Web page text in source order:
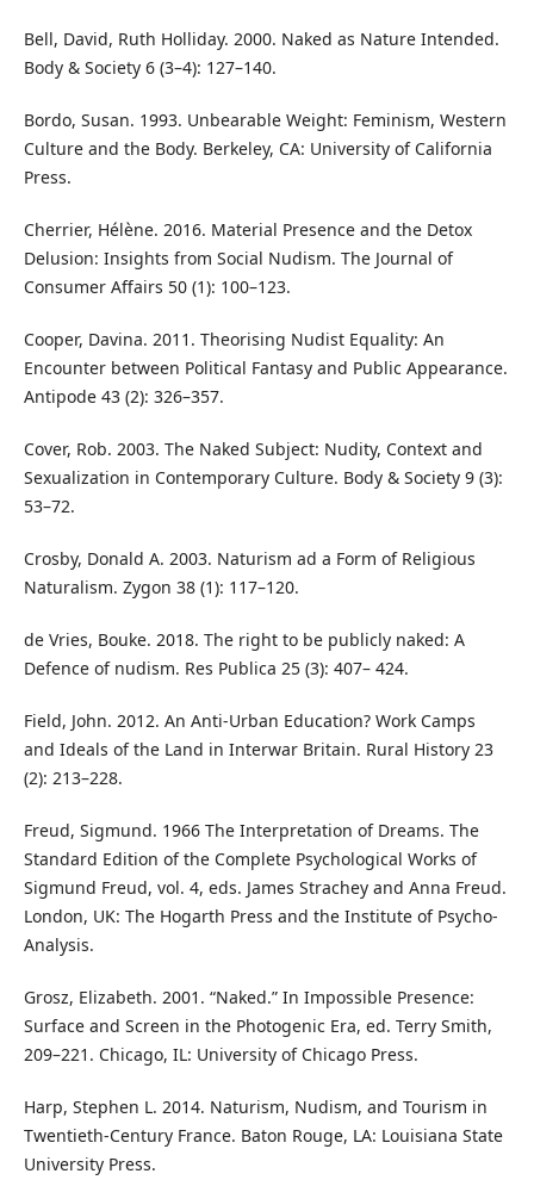
Bell, David, Ruth Holliday. 2000. Naked as Nature Intended.
Body & Society 6 (3–4): 127–140.
Bordo, Susan. 1993. Unbearable Weight: Feminism, Western
Culture and the Body. Berkeley, CA: University of California
Press.
Cherrier, Hélène. 2016. Material Presence and the Detox
Delusion: Insights from Social Nudism. The Journal of
Consumer Affairs 50 (1): 100–123.
Cooper, Davina. 2011. Theorising Nudist Equality: An
Encounter between Political Fantasy and Public Appearance.
Antipode 43 (2): 326–357.
Cover, Rob. 2003. The Naked Subject: Nudity, Context and
Sexualization in Contemporary Culture. Body & Society 9 (3):
53–72.
Crosby, Donald A. 2003. Naturism ad a Form of Religious
Naturalism. Zygon 38 (1): 117–120.
de Vries, Bouke. 2018. The right to be publicly naked: A
Defence of nudism. Res Publica 25 (3): 407– 424.
Field, John. 2012. An Anti-Urban Education? Work Camps
and Ideals of the Land in Interwar Britain. Rural History 23
(2): 213–228.
Freud, Sigmund. 1966 The Interpretation of Dreams. The
Standard Edition of the Complete Psychological Works of
Sigmund Freud, vol. 4, eds. James Strachey and Anna Freud.
London, UK: The Hogarth Press and the Institute of Psycho-
Analysis.
Grosz, Elizabeth. 2001. “Naked.” In Impossible Presence:
Surface and Screen in the Photogenic Era, ed. Terry Smith,
209–221. Chicago, IL: University of Chicago Press.
Harp, Stephen L. 2014. Naturism, Nudism, and Tourism in
Twentieth-Century France. Baton Rouge, LA: Louisiana State
University Press.